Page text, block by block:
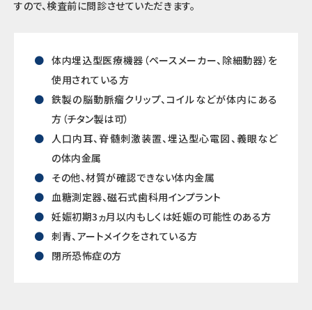
すので、検査前に問診させていただきます。
体内埋込型医療機器（ペースメーカー、除細動器）を
使用されている方
鉄製の脳動脈瘤クリップ、コイルなどが体内にある
方（チタン製は可）
人口内耳、脊髄刺激装置、埋込型心電図、義眼など
の体内金属
その他、材質が確認できない体内金属
血糖測定器、磁石式歯科用インプラント
妊娠初期3ヵ月以内もしくは妊娠の可能性のある方
刺青、アートメイクをされている方
閉所恐怖症の方